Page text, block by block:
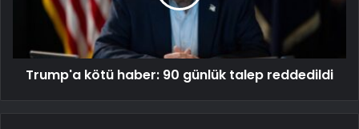
Trump'a kötü haber: 90 günlük talep reddedildi